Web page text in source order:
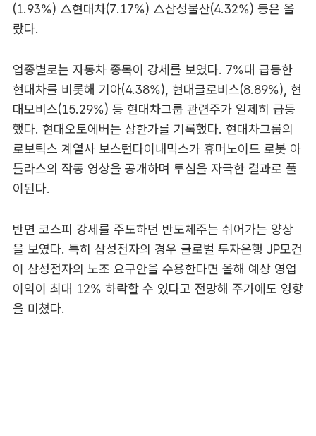
(1.93%) △현대차(7.17%) △삼성물산(4.32%) 등은 올
랐다.
업종별로는 자동차 종목이 강세를 보였다. 7%대 급등한
현대차를 비롯해 기아(4.38%), 현대글로비스(8.89%), 현
대모비스(15.29%) 등 현대차그룹 관련주가 일제히 급등
했다. 현대오토에버는 상한가를 기록했다. 현대차그룹의
로보틱스 계열사 보스턴다이내믹스가 휴머노이드 로봇 아
틀라스의 작동 영상을 공개하며 투심을 자극한 결과로 풀
이된다.
반면 코스피 강세를 주도하던 반도체주는 쉬어가는 양상
을 보였다. 특히 삼성전자의 경우 글로벌 투자은행 JP모건
이 삼성전자의 노조 요구안을 수용한다면 올해 예상 영업
이익이 최대 12% 하락할 수 있다고 전망해 주가에도 영향
을 미쳤다.